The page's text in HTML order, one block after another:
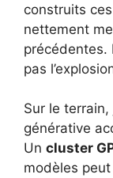
construits
nettement
précédentes.
pas
Sur le
générative
Un cluster
modèles